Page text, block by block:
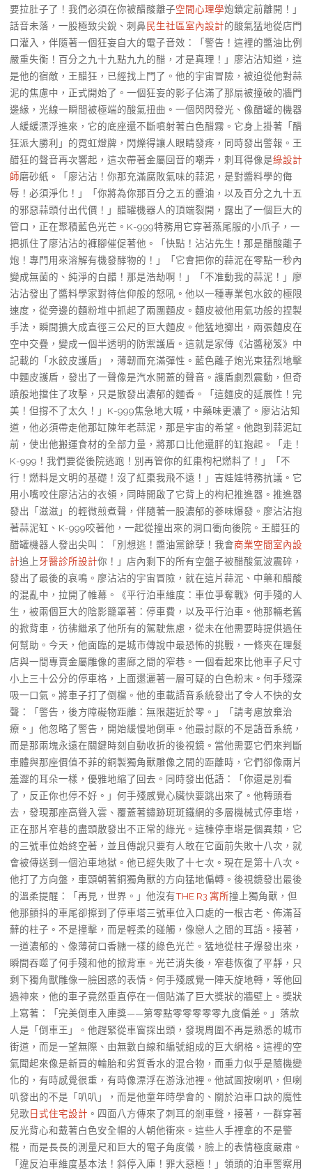
要拉肚子了！我們必須在你被醋酸離子空間心理學炮鎖定前離開！」
話音未落，一股極致尖銳、刺鼻民生社區室內設計的酸氣猛地從店門
口灌入，伴隨著一個狂妄自大的電子音效：「警告！這裡的醬油比例
嚴重失衡！百分之九十九點九九的醋，才是真理！」廖沾沾知道，這
是他的宿敵，王醋狂，已經找上門了。他的宇宙冒險，被迫從他對蒜
泥的焦慮中，正式開始了。一個狂妄的影子佔滿了那扇被撞破的牆門
邊緣，光線一瞬間被極端的酸氣扭曲。一個閃閃發光、像醋罐的機器
人緩緩漂浮進來，它的底座還不斷噴射著白色醋霧。它身上掛著「醋
狂派大勝利」的霓虹燈牌，閃爍得讓人眼睛發疼，同時發出警報。王
醋狂的聲音再次響起，這次帶著金屬回音的嘲弄，刺耳得像是綠設計
師磨砂紙。「廖沾沾！你那充滿腐敗氣味的蒜泥，是對醬料學的侮
辱！必須淨化！」「你將為你那百分之五的醬油，以及百分之九十五
的邪惡蒜頭付出代價！」醋罐機器人的頂端裂開，露出了一個巨大的
管口，正在聚積藍色光芒。K-999特務用它穿著燕尾服的小爪子，一
把抓住了廖沾沾的褲腳催促著他。「快點！沾沾先生！那是醋酸離子
炮！專門用來溶解有機發酵物的！」「它會把你的蒜泥在零點一秒內
變成無菌的、純淨的白醋！那是浩劫啊！」「不准動我的蒜泥！」廖
沾沾發出了醬料學家對待信仰般的怒吼。他以一種專業包水餃的極限
速度，從旁邊的麵粉堆中抓起了兩團麵皮。麵皮被他用氣功般的捏製
手法，瞬間擴大成直徑三公尺的巨大麵皮。他猛地擲出，兩張麵皮在
空中交疊，變成一個半透明的防禦護盾。這就是家傳《沾醬秘笈》中
記載的「水餃皮護盾」，薄韌而充滿彈性。藍色離子炮光束猛烈地擊
中麵皮護盾，發出了一聲像是汽水開蓋的聲音。護盾劇烈震動，但奇
蹟般地擋住了攻擊，只是散發出濃郁的麵香。「這麵皮的延展性！完
美！但撐不了太久！」K-999焦急地大喊，中藥味更濃了。廖沾沾知
道，他必須帶走他那缸陳年老蒜泥，那是宇宙的希望。他跑到蒜泥缸
前，使出他搬運食材的全部力量，將那口比他還胖的缸抱起。「走！
K-999！我們要從後院逃跑！別再管你的紅棗枸杞燃料了！」「不
行！燃料是文明的基礎！沒了紅棗我飛不遠！」吉娃娃特務抗議。它
用小嘴咬住廖沾沾的衣領，同時開啟了它背上的枸杞推進器。推進器
發出「滋滋」的輕微煎煮聲，伴隨著一股濃郁的蔘味爆發。廖沾沾抱
著蒜泥缸、K-999咬著他，一起從撞出來的洞口衝向後院。王醋狂的
醋罐機器人發出尖叫：「別想逃！醬油黨餘孽！我會商業空間室內設
計追上牙醫診所設計你！」店內剩下的所有空盤子被醋酸氣波震碎，
發出了最後的哀鳴。廖沾沾的宇宙冒險，就在這片蒜泥、中藥和醋酸
的混亂中，拉開了帷幕。《平行泊車維度：車位爭奪戰》何手殘的人
生，被兩個巨大的陰影籠罩著：停車費，以及平行泊車。他那輛老舊
的掀背車，彷彿繼承了他所有的駕駛焦慮，從未在他需要時提供過任
何幫助。今天，他面臨的是城市傳說中最恐怖的挑戰，一條夾在理髮
店與一間專賣金屬雕像的畫廊之間的窄巷。一個看起來比他車子尺寸
小上三十公分的停車格，上面還灑著一層可疑的白色粉末。何手殘深
吸一口氣。將車子打了倒檔。他的車載語音系統發出了令人不快的女
聲：「警告，後方障礙物距離：無限趨近於零。」「請考慮放棄治
療。」他忽略了警告，開始緩慢地倒車。他最討厭的不是語音系統，
而是那兩塊永遠在關鍵時刻自動收折的後視鏡。當他需要它們來判斷
車體與那座價值不菲的銅製獨角獸雕像之間的距離時，它們卻像兩片
羞澀的耳朵一樣，優雅地縮了回去。同時發出低語：「你還是別看
了，反正你也停不好。」何手殘感覺心臟快要跳出來了。他轉頭看
去，發現那座高聳入雲、覆蓋著鏽跡斑斑鐵網的多層機械式停車塔，
正在那片窄巷的盡頭散發出不正常的綠光。這棟停車塔是個異類，它
的三號車位始終空著，並且傳說只要有人敢在它面前失敗十八次，就
會被傳送到一個泊車地獄。他已經失敗了十七次。現在是第十八次。
他打了方向盤，車頭朝著銅獨角獸的方向猛地偏轉。後視鏡發出最後
的溫柔提醒：「再見，世界。」他沒有THE R3 寓所撞上獨角獸，但
他那顫抖的車尾卻擦到了停車塔三號車位入口處的一根古老、佈滿苔
蘚的柱子。不是撞擊，而是輕柔的碰觸，像戀人之間的耳語。接著，
一道濃郁的、像薄荷口香糖一樣的綠色光芒。猛地從柱子爆發出來，
瞬間吞噬了何手殘和他的掀背車。光芒消失後，窄巷恢復了平靜，只
剩下獨角獸雕像一臉困惑的表情。何手殘感覺一陣天旋地轉，等他回
過神來，他的車子竟然垂直停在一個貼滿了巨大獎狀的牆壁上。獎狀
上寫著：「完美倒車入庫獎——第零點零零零零零九度偏差。」落款
人是「倒車王」。他趕緊從車窗探出頭，發現周圍不再是熟悉的城市
街道，而是一望無際、由無數白線和編號組成的巨大網格。這裡的空
氣聞起來像是新買的輪胎和劣質香水的混合物，而重力似乎是隨機變
化的，有時感覺很重，有時像漂浮在游泳池裡。他試圖按喇叭，但喇
叭發出的不是「叭叭」，而是他童年時學會的、關於泊車口訣的魔性
兒歌 日式住宅設計 。四面八方傳來了刺耳的剎車聲，接著，一群穿著
反光背心和戴著白色安全帽的人朝他衝來。這些人手裡拿的不是警
棍，而是長長的測量尺和巨大的電子角度儀，臉上的表情極度嚴肅。
「違反泊車維度基本法！斜停入庫！罪大惡極！」領頭的泊車警察用